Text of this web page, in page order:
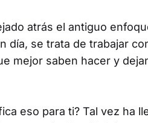
atrás el antiguo
día, se trata de trabajar
mejor saben hacer y
eso para ti? Tal vez ha